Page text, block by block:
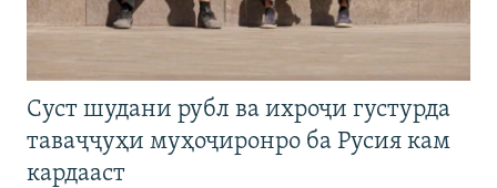
Суст шудани рубл ва ихроҷи густурда
таваҷҷуҳи муҳоҷиронро ба Русия кам
кардааст